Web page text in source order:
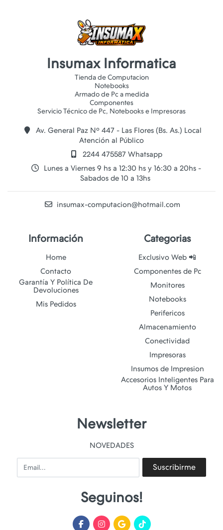
Insumax Informatica
Tienda de Computacion
Notebooks
Armado de Pc a medida
Componentes
Av. General Paz Nº 447 - Las Flores (Bs. As.) Local
Atención al Público
2244 475587 Whatsapp
Lunes a Viernes 9 hs a 12:30 hs y 16:30 a 20hs -
Sabados de 10 a 13hs
insumax-computacion@hotmail.com
Información
Home
Contacto
Garantía Y Política De
Devoluciones
Mis Pedidos
Categorias
Exclusivo Web 📲
Componentes de Pc
Monitores
Notebooks
Perifericos
Almacenamiento
Conectividad
Impresoras
Insumos de Impresion
Accesorios Inteligentes Para
Autos Y Motos
Newsletter
NOVEDADES
Email Suscribirme
Seguinos!